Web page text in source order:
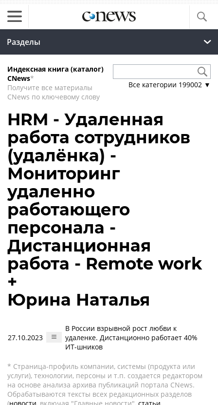
Разделы
Индексная книга (каталог)
CNews*
Получите все материалы
CNews по ключевому слову
Все категории 199002 ▼
HRM - Удаленная
работа сотрудников
(удалёнка) -
Мониторинг
удаленно
работающего
персонала -
Дистанционная
работа - Remote work
+
Юрина Наталья
27.10.2023
В России взрывной рост любви к
удаленке. Дистанционно работает 40%
ИТ-шников
* Страница-профиль компании, системы (продукта или
услуги), технологии, персоны и т.п. создается редактором
на основе анализа архива публикаций портала CNews.
Обрабатываются тексты всех редакционных разделов